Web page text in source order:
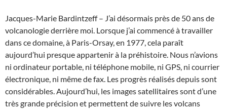
Jacques-Marie Bardintzeff – J’ai désormais près de 50 ans de
volcanologie derrière moi. Lorsque j’ai commencé à travailler
dans ce domaine, à Paris-Orsay, en 1977, cela paraît
aujourd’hui presque appartenir à la préhistoire. Nous n’avions
ni ordinateur portable, ni téléphone mobile, ni GPS, ni courrier
électronique, ni même de fax. Les progrès réalisés depuis sont
considérables. Aujourd’hui, les images satellitaires sont d’une
très grande précision et permettent de suivre les volcans